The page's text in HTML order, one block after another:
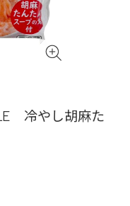
冷やし胡麻た